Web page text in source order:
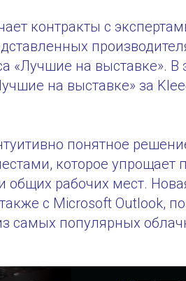
контракты с
«Лучшие на выставке». В
на выставке» за
понятное
которое упрощает
общих рабочих мест.
с Microsoft Outlook,
самых популярных